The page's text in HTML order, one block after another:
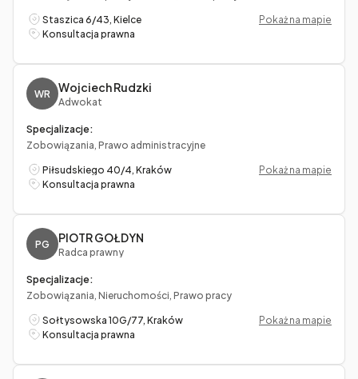
Staszica 6/43, Kielce
Pokaż na mapie
Konsultacja prawna
WR Wojciech Rudzki
Adwokat
Specjalizacje:
Zobowiązania, Prawo administracyjne
Piłsudskiego 40/4, Kraków
Pokaż na mapie
Konsultacja prawna
PG PIOTR GOŁDYN
Radca prawny
Specjalizacje:
Zobowiązania, Nieruchomości, Prawo pracy
Sołtysowska 10G/77, Kraków
Pokaż na mapie
Konsultacja prawna